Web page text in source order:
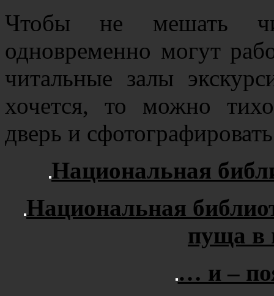
Чтобы не мешать
одновременно могут
читальные залы
хочется, то можно
дверь и
Национальная
Национальная
пуща в
… и –